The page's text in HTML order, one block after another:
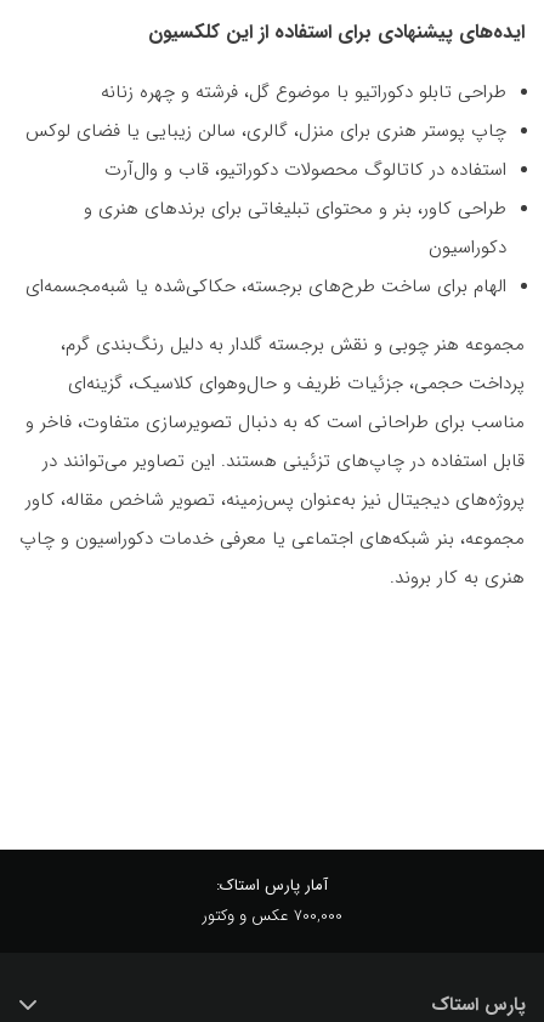
ایده‌های پیشنهادی برای استفاده از این کلکسیون
طراحی تابلو دکوراتیو با موضوع گل، فرشته و چهره زنانه
چاپ پوستر هنری برای منزل، گالری، سالن زیبایی یا فضای لوکس
استفاده در کاتالوگ محصولات دکوراتیو، قاب و وال‌آرت
طراحی کاور، بنر و محتوای تبلیغاتی برای برندهای هنری و
دکوراسیون
الهام برای ساخت طرح‌های برجسته، حکاکی‌شده یا شبه‌مجسمه‌ای
مجموعه هنر چوبی و نقش برجسته گلدار به دلیل رنگ‌بندی گرم،
پرداخت حجمی، جزئیات ظریف و حال‌وهوای کلاسیک، گزینه‌ای
مناسب برای طراحانی است که به دنبال تصویرسازی متفاوت، فاخر و
قابل استفاده در چاپ‌های تزئینی هستند. این تصاویر می‌توانند در
پروژه‌های دیجیتال نیز به‌عنوان پس‌زمینه، تصویر شاخص مقاله، کاور
مجموعه، بنر شبکه‌های اجتماعی یا معرفی خدمات دکوراسیون و چاپ
هنری به کار بروند.
آمار پارس استاک:
700,000 عکس و وکتور
پارس استاک